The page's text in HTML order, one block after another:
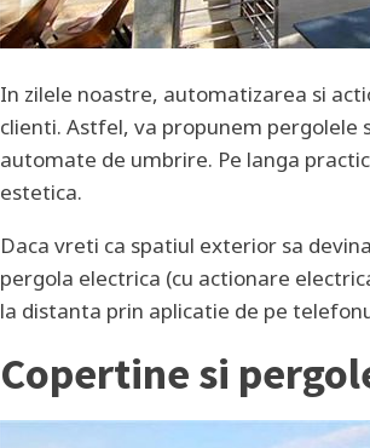
In zilele noastre, automatizarea si
clienti. Astfel, va propunem
automate de umbrire. Pe langa
estetica.
Daca vreti ca spatiul exterior sa
pergola electrica (cu actionare
la distanta prin aplicatie de pe
Copertine si